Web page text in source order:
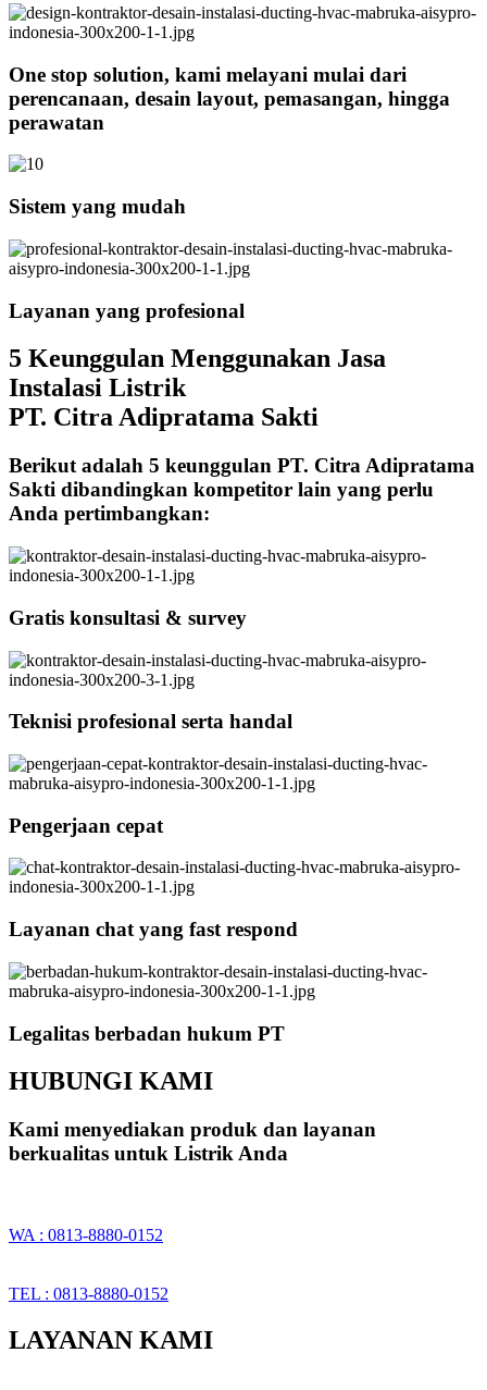
One stop solution, kami melayani mulai dari
perencanaan, desain layout, pemasangan, hingga
perawatan
Sistem yang mudah
Layanan yang profesional
5 Keunggulan Menggunakan Jasa
Instalasi Listrik
PT. Citra Adipratama Sakti
Berikut adalah 5 keunggulan PT. Citra Adipratama
Sakti dibandingkan kompetitor lain yang perlu
Anda pertimbangkan:
Gratis konsultasi & survey
Teknisi profesional serta handal
Pengerjaan cepat
Layanan chat yang fast respond
Legalitas berbadan hukum PT
HUBUNGI KAMI
Kami menyediakan produk dan layanan
berkualitas untuk Listrik Anda
WA : 0813-8880-0152
TEL : 0813-8880-0152
LAYANAN KAMI